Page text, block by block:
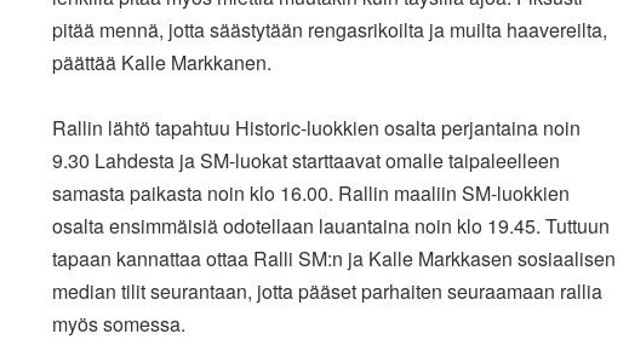
pitää mennä, jotta säästytään rengasrikoilta ja muilta haavereilta,
päättää Kalle Markkanen.
Rallin lähtö tapahtuu Historic-luokkien osalta perjantaina noin
9.30 Lahdesta ja SM-luokat starttaavat omalle taipaleelleen
samasta paikasta noin klo 16.00. Rallin maaliin SM-luokkien
osalta ensimmäisiä odotellaan lauantaina noin klo 19.45. Tuttuun
tapaan kannattaa ottaa Ralli SM:n ja Kalle Markkasen sosiaalisen
median tilit seurantaan, jotta pääset parhaiten seuraamaan rallia
myös somessa.